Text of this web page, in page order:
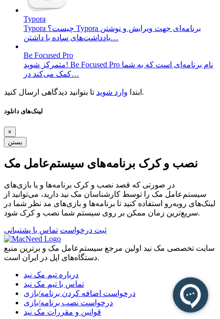
Typora
Typora چیست؟ Typora برنامه‌ای جهت ویرایش و نوشتن
یادداشت‌های ساده با داشتن…
Be Focused Pro
متمرکز شوید! Be Focused Pro نام برنامه‌ای است که به شما
کمک می‌کند در…
ابتدا وارد شوید تا بتوانید دیدگاهی ارسال کنید.
لینک‌های دانلود
×
بستن
نصب و کرک برنامه‌های سیستم‌عامل مک
در صورتی که قصد نصب و کرک برنامه‌ها و یا بازی‌های
سیستم‌عامل مک را توسط کارشناسان مک نید دارید، می‌توانید از
لینک‌های رو‌به‌رو استفاده کنید تا برنامه‌ها و بازی‌های مد نظر شما در
سریع‌ترین زمان ممکن بر روی سیستم شما نصب و کرک شود.
ثبت درخواست تماس با پشتیبانی
سایت تخصصی مک نید اولین مرجع سیستم‌عامل مک و برترین منبع
دستگاه‌های اپل در ایران است.
درباره تیم مک نید
تماس با تیم مک نید
درخواست اضافه کردن برنامه/بازی
درخواست نصب برنامه/بازی
قوانین و مقررات مک نید